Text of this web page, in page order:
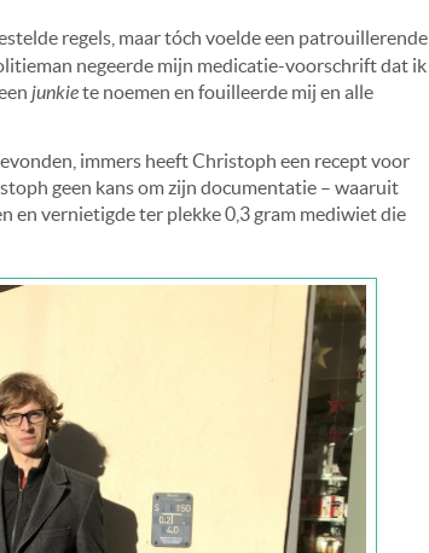
regels, maar tóch voelde een patrouillerende
negeerde mijn medicatie-voorschrift dat ik
junkiete noemen en fouilleerde mij en alle
immers heeft Christoph een recept voor
geen kans om zijn documentatie – waaruit
en vernietigde ter plekke 0,3 gram mediwiet die